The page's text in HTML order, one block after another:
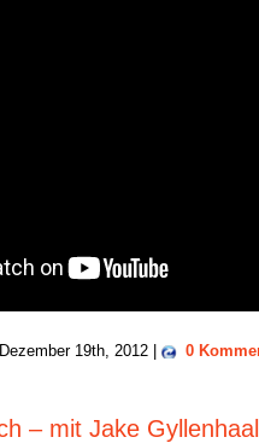
19th, 2012 | 0
– mit Jake Gyllenhaal